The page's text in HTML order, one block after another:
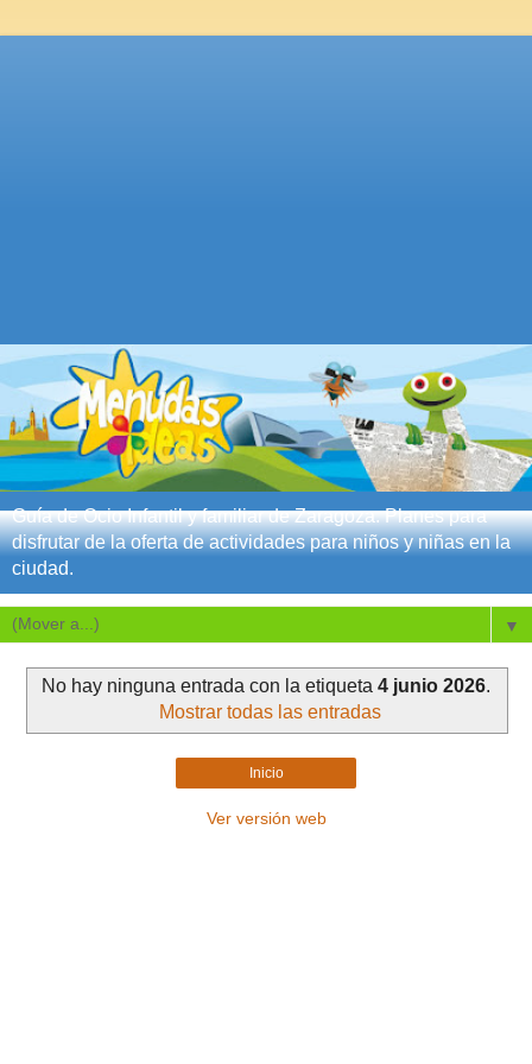
Guía de Ocio Infantil y familiar de Zaragoza. Planes para
disfrutar de la oferta de actividades para niños y niñas en la
ciudad.
▼
No hay ninguna entrada con la etiqueta 4 junio 2026.
Mostrar todas las entradas
Inicio
Ver versión web